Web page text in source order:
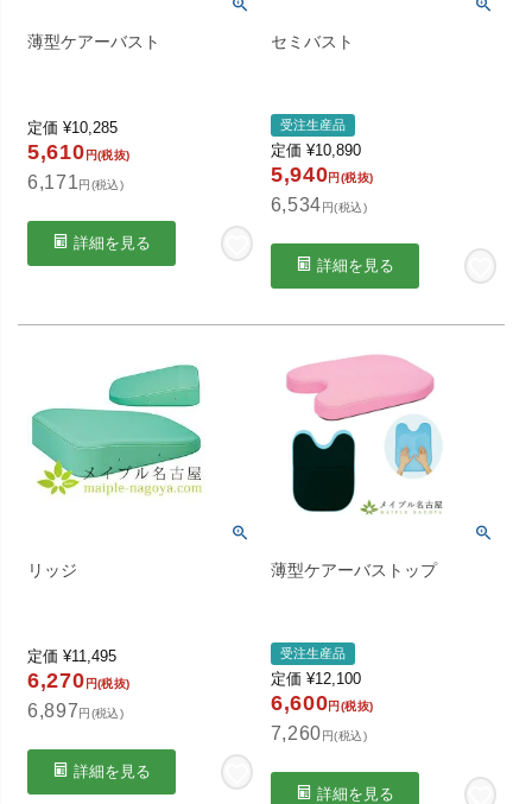
薄型ケアーバスト
定価 ¥10,285
5,610 円(税抜)
6,171円(税込)
詳細を見る
セミバスト
受注生産品
定価 ¥10,890
5,940円(税抜)
6,534円(税込)
詳細を見る
リッジ
定価 ¥11,495
6,270 円(税抜)
6,897円(税込)
詳細を見る
薄型ケアーバストップ
受注生産品
定価 ¥12,100
6,600円(税抜)
7,260円(税込)
詳細を見る